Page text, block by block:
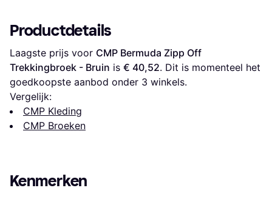
Productdetails
Laagste prijs voor CMP Bermuda Zipp Off
Trekkingbroek - Bruin is € 40,52. Dit is momenteel het
goedkoopste aanbod onder 3 winkels.
Vergelijk:
CMP Kleding
CMP Broeken
Kenmerken